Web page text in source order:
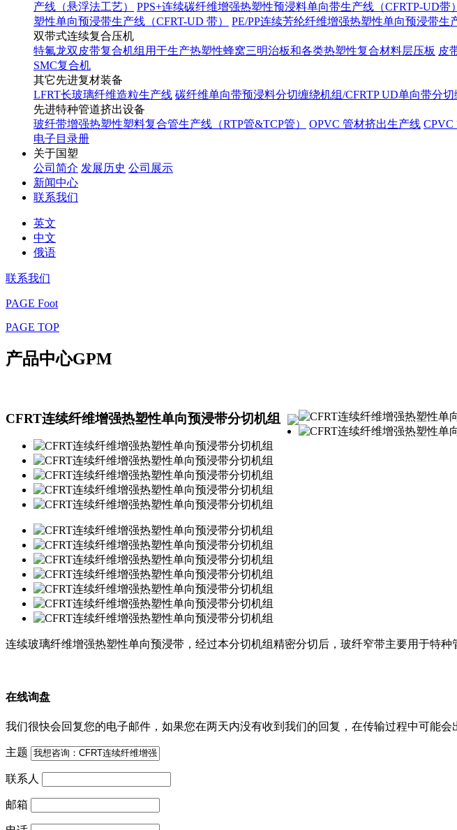
产线（悬浮法工艺）
PPS+连续碳纤维增强热塑性预浸料单向带生产线（CFRTP-UD带）
塑性单向预浸带生产线（CFRT-UD 带）
PE/PP连续芳纶纤维增强热塑性单向预浸带生
双带式连续复合压机
特氟龙双皮带复合机组用于生产热塑性蜂窝三明治板和各类热塑性复合材料层压板 皮
SMC复合机
其它先进复材装备
LFRT长玻璃纤维造粒生产线 碳纤维单向带预浸料分切缠绕机组/CFRTP UD单向带分
先进特种管道挤出设备
玻纤带增强热塑性塑料复合管生产线（RTP管&TCP管）
OPVC 管材挤出生产线 CPVC
电子目录册
关于国塑
公司简介 发展历史 公司展示
新闻中心
联系我们
英文
中文
俄语
联系我们
PAGE Foot
PAGE TOP
产品中心GPM
CFRT连续纤维增强热塑性单向预浸带分切机组
连续玻璃纤维增强热塑性单向预浸带，经过本分切机组精密分切后，玻纤窄带主要用于特
在线询盘
我们很快会回复您的电子邮件，如果您在两天内没有收到我们的回复，在传输过程中可能
主题
联系人
邮箱